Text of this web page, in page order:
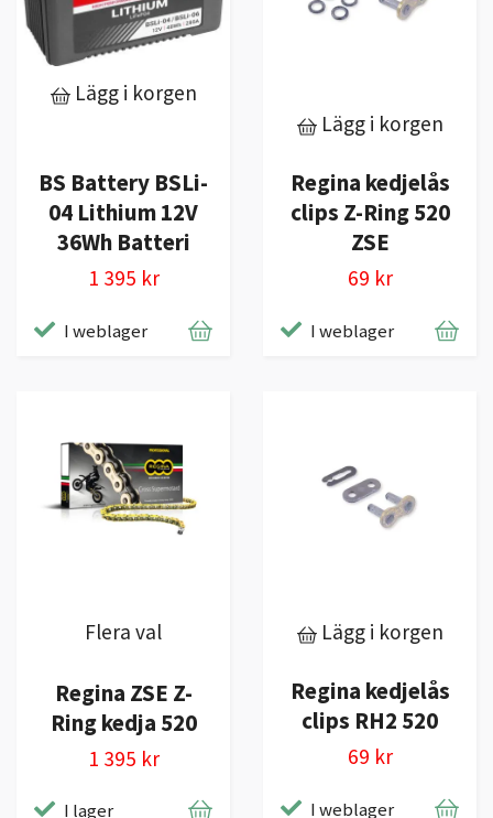
Lägg i korgen
BS Battery BSLi-
04 Lithium 12V
36Wh Batteri
1 395 kr
I weblager
Lägg i korgen
Regina kedjelås
clips Z-Ring 520
ZSE
69 kr
I weblager
Flera val
Regina ZSE Z-
Ring kedja 520
1 395 kr
I lager
Lägg i korgen
Regina kedjelås
clips RH2 520
69 kr
I weblager